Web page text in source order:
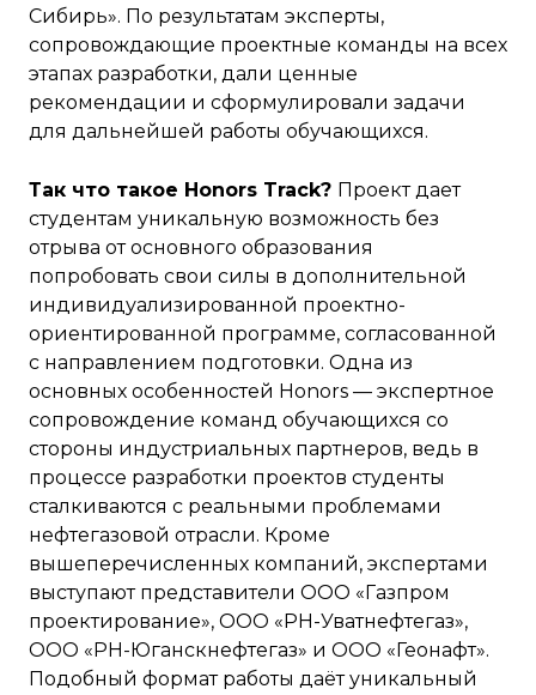
Сибирь». По результатам эксперты,
сопровождающие проектные команды на всех
этапах разработки, дали ценные
рекомендации и сформулировали задачи
для дальнейшей работы обучающихся.
Так что такое Honors Track? Проект дает
студентам уникальную возможность без
отрыва от основного образования
попробовать свои силы в дополнительной
индивидуализированной проектно-
ориентированной программе, согласованной
с направлением подготовки. Одна из
основных особенностей Honors — экспертное
сопровождение команд обучающихся со
стороны индустриальных партнеров, ведь в
процессе разработки проектов студенты
сталкиваются с реальными проблемами
нефтегазовой отрасли. Кроме
вышеперечисленных компаний, экспертами
выступают представители ООО «Газпром
проектирование», ООО «РН-Уватнефтегаз»,
ООО «РН-Юганскнефтегаз» и ООО «Геонафт».
Подобный формат работы даёт уникальный